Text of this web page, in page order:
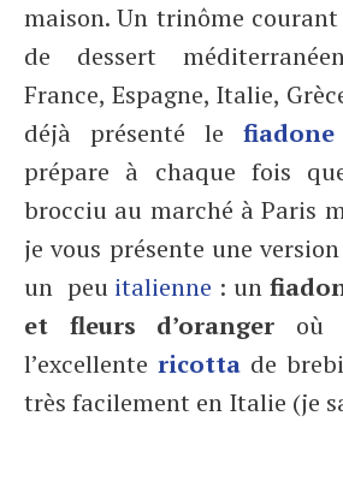
maison. Un trinôme
de dessert
France, Espagne, Italie,
déjà présenté le
prépare à chaque fois
brocciu au marché à Paris
je vous présente une
un peu italienne : un
et fleurs d’oranger où
l’excellente ricotta de
très facilement en Italie (je